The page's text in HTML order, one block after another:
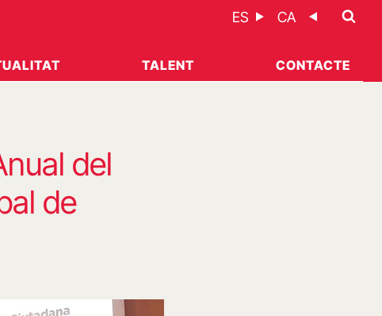
ES CA
TALENT CONTACTE
del
de